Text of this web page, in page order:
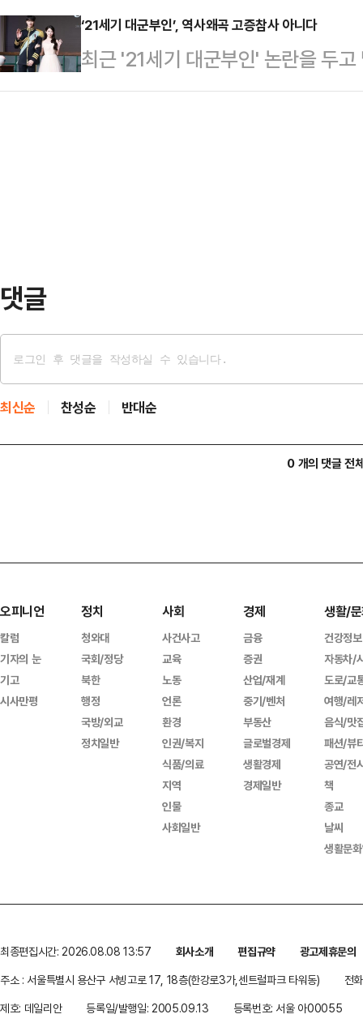
소화할 정도로 시민과의 스킨십에
심을 확보하기 어렵다고 판단하는
소화하는 상황 …
전문가인 니콜 딘은 최근 데일리메
만 운동할 때 착용하는 옷과 신발이
어 "운동용품을 만들 때 흔히 사용
‘21세기 대군부인’, 역사왜곡 고증참사 아니다
최근 '21세기 대군부인' 논란을 두고
하면서 앞으론 역사 고증을 잘 해야
댓글
최신순 찬성순 반대순
0 개의 댓글 전
오피니언
칼럼
기자의 눈
기고
시사만평
정치
청와대
국회/정당
북한
행정
국방/외교
정치일반
사회
사건사고
교육
노동
언론
환경
인권/복지
식품/의료
지역
인물
사회일반
경제
금융
증권
산업/재계
중기/벤처
부동산
글로벌경제
생활경제
경제일반
생활/
건강정보
자동차/
도로/교
여행/레
음식/맛
패션/뷰
공연/전
책
종교
날씨
생활문
최종편집시간: 2026.08.08 13:57 회사소개 편집규약
광고제휴문의
주소 : 서울특별시 용산구 서빙고로 17, 18층(한강로3가,센트럴파크 타워동)
전
제호: 데일리안
등록일/발행일: 2005.09.13 등록번호: 서울 아00055